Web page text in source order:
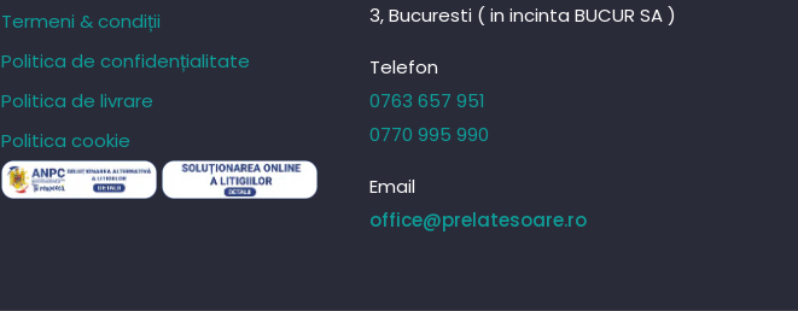
Termeni & condiții
Politica de confidențialitate
Politica de livrare
Politica cookie
3, Bucuresti ( in incinta BUCUR SA )
Telefon
0763 657 951
0770 995 990
Email
office@prelatesoare.ro